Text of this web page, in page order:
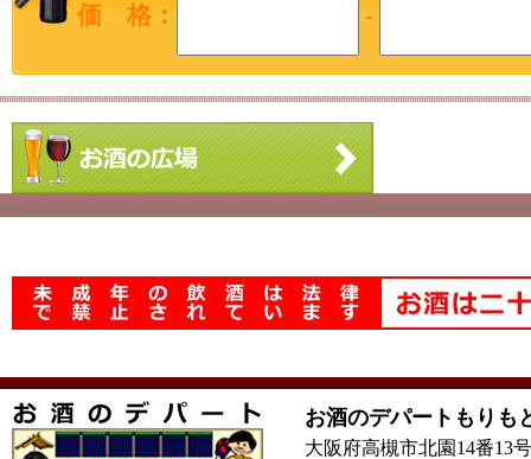
価 格： -
お酒のデパートもりも
大阪府高槻市北園14番13